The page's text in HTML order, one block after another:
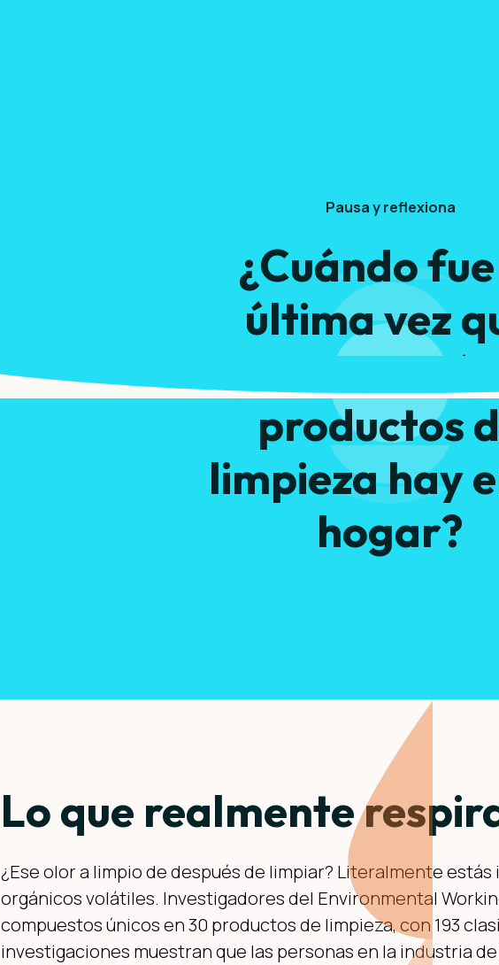
Pausa y reflexiona
¿Cuándo
última vez
contaste
productos
limpieza hay
hogar?
Lo que realmente
¿Ese olor a limpio de después de limpiar? Literalmente
orgánicos volátiles. Investigadores del Environmental
compuestos únicos en 30 productos de limpieza, con 193
investigaciones muestran que las personas en la industria